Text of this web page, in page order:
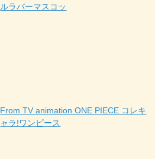
ルラバーマスコッ
From TV animation ONE PIECE コレキ
ャラ!ワンピース